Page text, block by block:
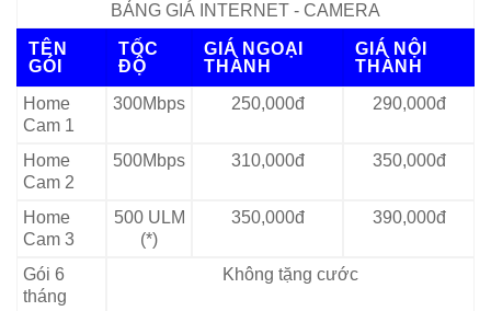
BẢNG GIÁ INTERNET - CAMERA
TÊN
GÓI
TỐC
ĐỘ
GIÁ NGOẠI
THÀNH
GIÁ NỘI
THÀNH
Home
Cam 1
300Mbps 250,000đ 290,000đ
Home
Cam 2
500Mbps 310,000đ 350,000đ
Home
Cam 3
500 ULM
(*)
350,000đ 390,000đ
Gói 6
tháng
Không tặng cước